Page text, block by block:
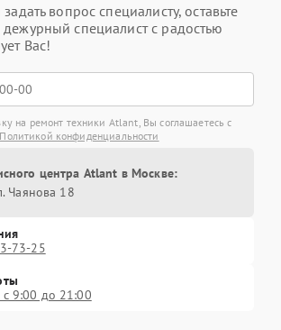
вопрос специалисту, оставьте
специалист с радостью
Вас!
на ремонт техники Atlant, Вы соглашаетесь с
Политикой конфиденциальности
центра Atlant в Москве:
Чаянова 18
73-25
9:00 до 21:00